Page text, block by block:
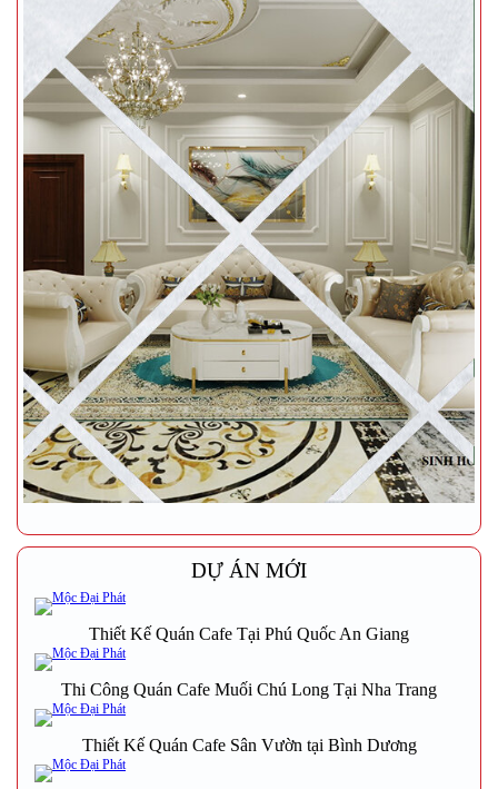
DỰ ÁN MỚI
Thiết Kế Quán Cafe Tại Phú Quốc An Giang
Thi Công Quán Cafe Muối Chú Long Tại Nha Trang
Thiết Kế Quán Cafe Sân Vườn tại Bình Dương